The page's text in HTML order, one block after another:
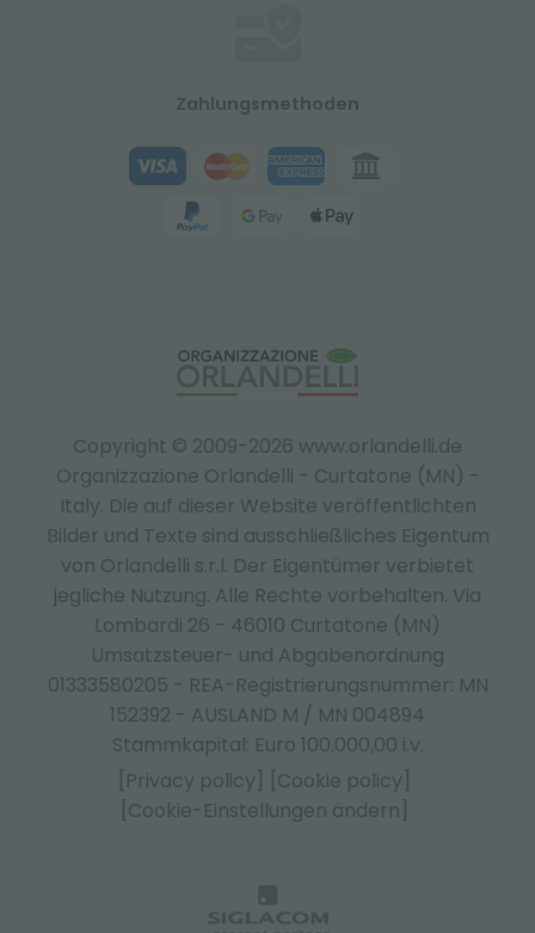
Copyright © 2009-2026 www.orlandelli.de
Organizzazione Orlandelli - Curtatone (MN) -
Italy. Die auf dieser Website veröffentlichten
Bilder und Texte sind ausschließliches Eigentum
von Orlandelli s.r.l. Der Eigentümer verbietet
jegliche Nutzung. Alle Rechte vorbehalten. Via
Lombardi 26 - 46010 Curtatone (MN)
Umsatzsteuer- und Abgabenordnung
01333580205 - REA-Registrierungsnummer: MN
152392 - AUSLAND M / MN 004894
Stammkapital: Euro 100.000,00 i.v.
[Privacy policy]
[Cookie policy]
[Cookie-Einstellungen ändern]
Zahlungsmethoden